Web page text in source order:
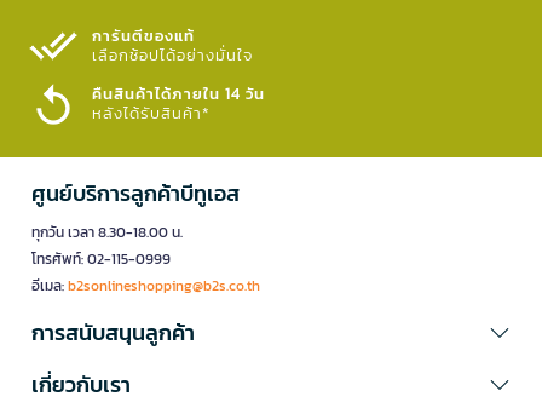
การันตีของแท้
เลือกช้อปได้อย่างมั่นใจ​
คืนสินค้าได้ภายใน 14 วัน
หลังได้รับสินค้า*
ศูนย์บริการลูกค้าบีทูเอส
ทุกวัน เวลา 8.30-18.00 น.
โทรศัพท์: 02-115-0999
อีเมล:b2sonlineshopping@b2s.co.th
การสนับสนุนลูกค้า
เกี่ยวกับเรา